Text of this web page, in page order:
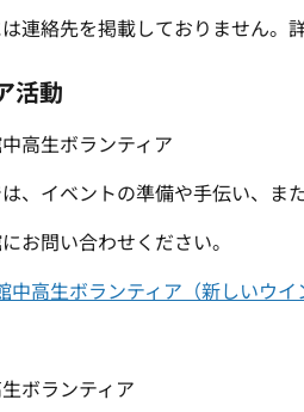
連絡先を掲載しておりません
活動
高生ボランティア
、イベントの準備や手伝い、ま
お問い合わせください。
中高生ボランティア（新しいウイ
ボランティア